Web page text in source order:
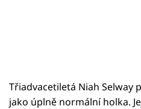
Třiadvacetiletá Niah Selway
jako úplně normální holka.